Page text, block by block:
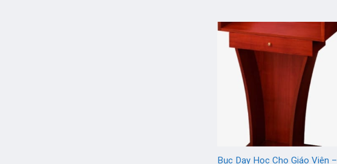
Bục Dạy Học Cho Giáo Viên –